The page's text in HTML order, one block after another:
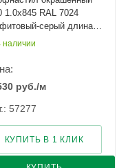
1.0х845 RAL 7024
серый длина
заказ арт.1278019
наличии
руб./м
57277
КУПИТЬ В 1 КЛИК